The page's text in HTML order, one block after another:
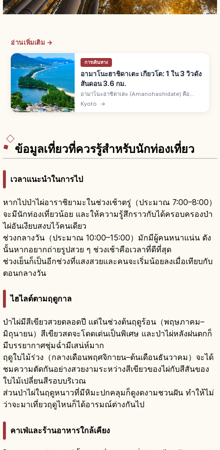
อ่านเพิ่มเติม →
การเดินทาง
อามาโนะฮาชิดาเตะ เกียวโต: 1 ใน 3 วิวดัง
สันดอน 3.6 กม.
อามาโนะฮาชิดาเตะ (Amanohashidate) คือ
สันดอนทรายมิยาซุเหนือเกียวโต 1 ใน 3 วิวดังญี่ปุ่
นกับมัตสึชิมะและมิยาจิมะ ยาว 3.6 กม. ต้นสนกว่า
Kyoto →
ข้อมูลเที่ยวที่ควรรู้สำหรับนักท่องเที่ยว
เวลาแนะนำในการไป
หากไปป่าไผ่อาราชิยามะในช่วงเช้าตรู่（ประมาณ 7:00–8:00）
จะมีนักท่องเที่ยวน้อย และให้ความรู้สึกราวกับได้ครอบครองป่า
ไผ่อันเงียบสงบไว้คนเดียว
ช่วงกลางวัน（ประมาณ 10:00–15:00）มักมีผู้คนหนาแน่น ดัง
นั้นหากอยากถ่ายรูปสวย ๆ ช่วงเช้าคือเวลาที่ดีที่สุด
ช่วงเย็นก็เป็นอีกช่วงที่แสงสวยและคนจะเริ่มน้อยลงเมื่อเทียบกับ
ตอนกลางวัน
ไฮไลต์ตามฤดูกาล
ป่าไผ่มีสีเขียวสวยตลอดปี แต่ในช่วงต้นฤดูร้อน（พฤษภาคม–
มิถุนายน）สีเขียวสดจะโดดเด่นเป็นพิเศษ และป่าไผ่หลังฝนตกก็
มีบรรยากาศชุ่มฉ่ำมีเสน่ห์มาก
ฤดูใบไม้ร่วง（กลางเดือนพฤศจิกายน–ต้นเดือนธันวาคม）จะได้
ชมความตัดกันอย่างสวยงามระหว่างสีเขียวของไผ่กับสีสันของ
ใบไม้เปลี่ยนสีรอบบริเวณ
ส่วนป่าไผ่ในฤดูหนาวที่มีหิมะปกคลุมก็ดูงดงามชวนฝัน ทำให้ไม่
ว่าจะมาเที่ยวฤดูไหนก็ได้อารมณ์ต่างกันไป
คาเฟ่และร้านอาหารใกล้เคียง